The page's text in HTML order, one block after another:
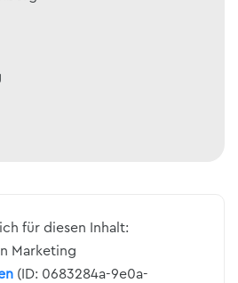
für diesen Inhalt:
Marketing
(ID: 0683284a-9e0a-